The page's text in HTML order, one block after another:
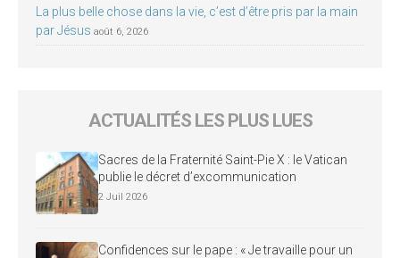
La plus belle chose dans la vie, c’est d’être pris par la main
par Jésus août 6, 2026
ACTUALITÉS LES PLUS LUES
Sacres de la Fraternité Saint-Pie X : le Vatican
publie le décret d’excommunication
2 Juil 2026
Confidences sur le pape : « Je travaille pour un